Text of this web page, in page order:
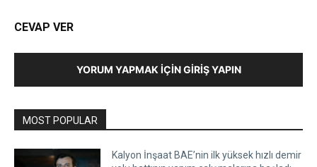
CEVAP VER
YORUM YAPMAK İÇIN GIRIŞ YAPIN
MOST POPULAR
Kalyon İnşaat BAE’nin ilk yüksek hızlı demir